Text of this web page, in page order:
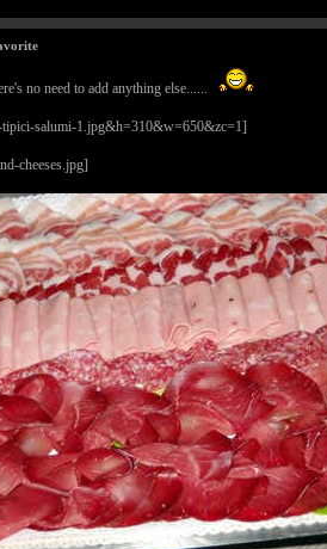
no need to add anything else......